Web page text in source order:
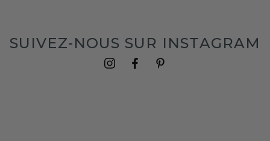
SUIVEZ-NOUS SUR INSTAGRAM